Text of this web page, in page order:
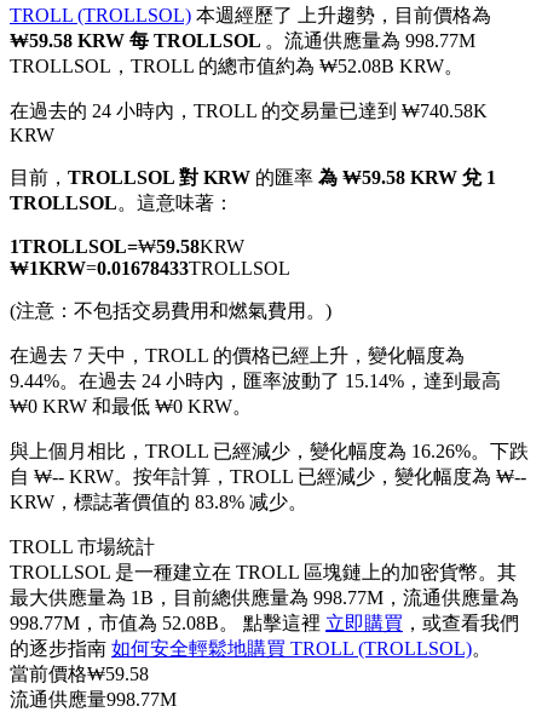
幣本位永續
以數字貨幣為保證金的永續合約
TradFi
美股、外匯、貴金屬及大宗商品衍生性商品
USDC永續
多種以USDC結算的永續合約
TROLL (TROLLSOL) 本週經歷了 上升趨勢，目前價格為
₩59.58 KRW 每 TROLLSOL 。流通供應量為 998.77M
TROLLSOL，TROLL 的總市值約為 ₩52.08B KRW。
在過去的 24 小時內，TROLL 的交易量已達到 ₩740.58K
KRW
目前， TROLLSOL 對 KRW 的匯率 為 ₩59.58 KRW 兌 1
TROLLSOL。這意味著：
1TROLLSOL=₩59.58KRW
₩1KRW=0.01678433TROLLSOL
(注意：不包括交易費用和燃氣費用。)
在過去 7 天中，TROLL 的價格已經上升，變化幅度為
9.44%。 在過去 24 小時內，匯率波動了 15.14%，達到最高
₩0 KRW 和最低 ₩0 KRW。
與上個月相比，TROLL 已經減少，變化幅度為 16.26%。下跌
自 ₩-- KRW。 按年計算，TROLL 已經減少，變化幅度為 ₩--
KRW，標誌著價值的 83.8% 减少。
TROLL 市場統計
TROLLSOL 是一種建立在 TROLL 區塊鏈上的加密貨幣。其
最大供應量為 1B，目前總供應量為 998.77M，流通供應量為
998.77M，市值為 52.08B。 點擊這裡 立即購買 ，或查看我們
的逐步指南 如何安全輕鬆地購買 TROLL (TROLLSOL)。
當前價格₩59.58
流通供應量998.77M